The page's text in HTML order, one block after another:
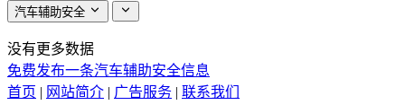
汽车辅助安全
没有更多数据
免费发布一条汽车辅助安全信息
首页 | 网站简介 | 广告服务 | 联系我们